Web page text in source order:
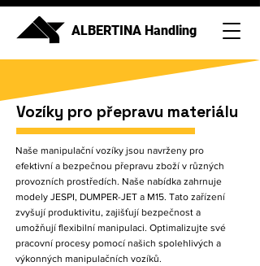
ALBERTINA Handling
Vozíky pro přepravu materiálu
Naše manipulační vozíky jsou navrženy pro
efektivní a bezpečnou přepravu zboží v různých
provozních prostředích. Naše nabídka zahrnuje
modely JESPI, DUMPER-JET a M15. Tato zařízení
zvyšují produktivitu, zajišťují bezpečnost a
umožňují flexibilní manipulaci. Optimalizujte své
pracovní procesy pomocí našich spolehlivých a
výkonných manipulačních vozíků.